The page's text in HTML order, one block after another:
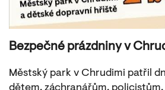
Bezpečné prázdniny v
Městský park v Chrudimi patřil